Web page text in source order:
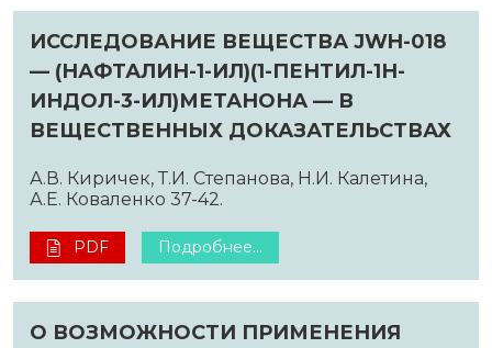
ИССЛЕДОВАНИЕ ВЕЩЕСТВА JWH-018
— (НАФТАЛИН-1-ИЛ)(1-ПЕНТИЛ-1Н-
ИНДОЛ-3-ИЛ)МЕТАНОНА — В
ВЕЩЕСТВЕННЫХ ДОКАЗАТЕЛЬСТВАХ
А.В. Киричек, Т.И. Степанова, Н.И. Калетина,
А.Е. Коваленко 37-42.
PDF Подробнее...
О ВОЗМОЖНОСТИ ПРИМЕНЕНИЯ